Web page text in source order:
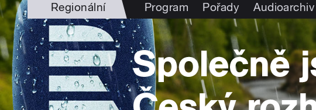
Regionální Program Pořady Audioarchiv